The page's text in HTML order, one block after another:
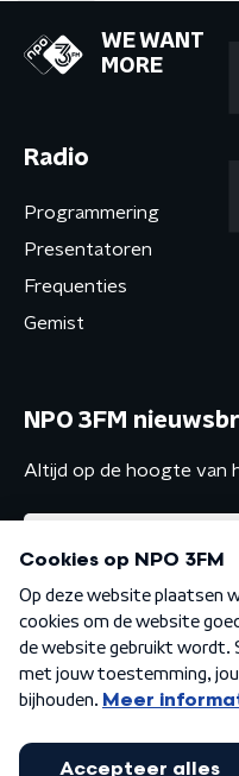
WE WANT
MORE
Radio
Programmering
Presentatoren
Frequenties
Gemist
NPO 3FM
Altijd op de hoogte van
Algemene voorwaarden